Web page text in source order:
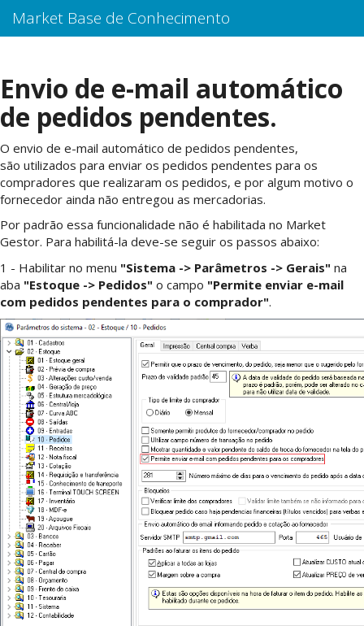
Market Base de Conhecimento
Envio de e-mail automático
de pedidos pendentes.
O envio de e-mail automático de pedidos pendentes,
são utilizados para enviar os pedidos pendentes para os
compradores que realizaram os pedidos, e por algum motivo o
fornecedor ainda não entregou as mercadorias.
Por padrão essa funcionalidade não é habilitada no Market
Gestor. Para habilitá-la deve-se seguir os passos abaixo:
1 - Habilitar no menu "Sistema -> Parâmetros -> Gerais" na
aba "Estoque -> Pedidos" o campo "Permite enviar e-mail
com pedidos pendentes para o comprador".